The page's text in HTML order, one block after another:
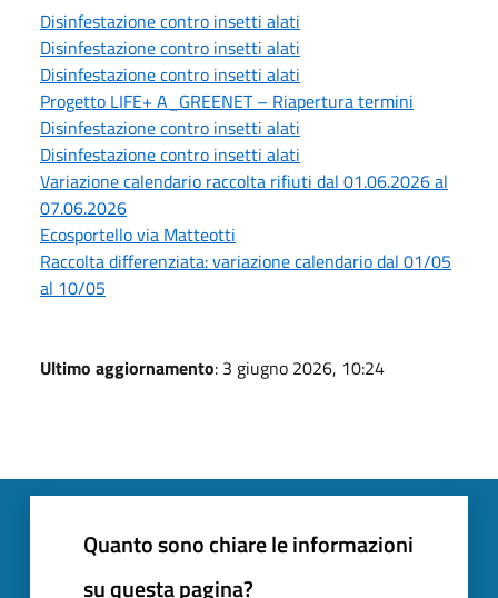
Disinfestazione contro insetti alati
Disinfestazione contro insetti alati
Disinfestazione contro insetti alati
Progetto LIFE+ A_GREENET – Riapertura termini
Disinfestazione contro insetti alati
Disinfestazione contro insetti alati
Variazione calendario raccolta rifiuti dal 01.06.2026 al
07.06.2026
Ecosportello via Matteotti
Raccolta differenziata: variazione calendario dal 01/05
al 10/05
Ultimo aggiornamento: 3 giugno 2026, 10:24
Quanto sono chiare le informazioni
su questa pagina?